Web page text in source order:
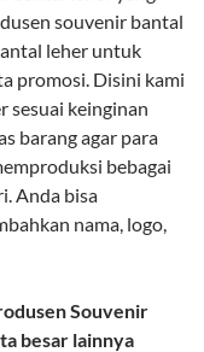
souvenir bantal
leher untuk
promosi. Disini kami
sesuai keinginan
barang agar para
bebagai
Anda bisa
nama, logo,
Souvenir
besar lainnya